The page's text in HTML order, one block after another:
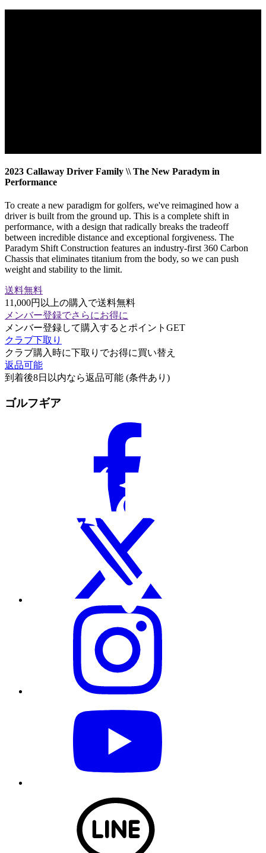
2023 Callaway Driver Family \\ The New Paradym in
Performance
To create a new paradigm for golfers, we've reimagined how a
driver is built from the ground up. This is a complete shift in
performance, with a design that radically breaks the tradeoff
between incredible distance and exceptional forgiveness. The
Paradym Shift Construction features an industry-first 360 Carbon
Chassis that eliminates titanium from the body, so we can push
weight and stability to the limit.
送料無料
11,000円以上の購入で送料無料
メンバー登録でさらにお得に
メンバー登録して購入するとポイントGET
クラブ下取り
クラブ購入時に下取りでお得に買い替え
返品可能
到着後8日以内なら返品可能 (条件あり)
ゴルフギア